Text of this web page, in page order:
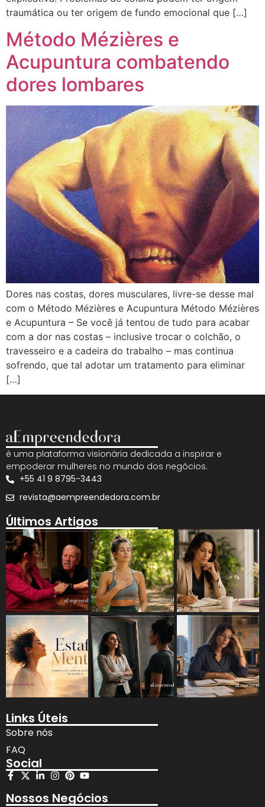
traumática ou ter origem de fundo emocional que […]
Método Mézières e
Acupuntura combatendo
dores lombares
Dores nas costas, dores musculares, livre-se desse mal
com o Método Mézières e Acupuntura Método Mézières
e Acupuntura – Se você já tentou de tudo para acabar
com a dor nas costas – inclusive trocar o colchão, o
travesseiro e a cadeira do trabalho – mas continua
sofrendo, que tal adotar um tratamento para eliminar
[…]
é uma plataforma visionária dedicada a inspirar e
empoderar mulheres no mundo dos negócios.
+55 41 9 8795-3443
revista@aempreendedora.com.br
Últimos Artigos
Links Úteis
Sobre nós
FAQ
Social
Nossos Negócios